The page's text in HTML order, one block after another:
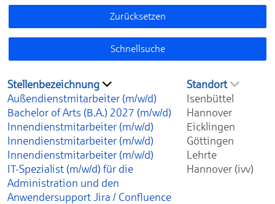
Zurücksetzen
Schnellsuche
Stellenbezeichnung
Standort
Außendienstmitarbeiter (m/w/d)
Isenbüttel
Bachelor of Arts (B.A.) 2027 (m/w/d)
Hannover
Innendienstmitarbeiter (m/w/d)
Eicklingen
Innendienstmitarbeiter (m/w/d)
Göttingen
Innendienstmitarbeiter (m/w/d)
Lehrte
IT-Spezialist (m/w/d) für die
Administration und den
Anwendersupport Jira / Confluence
Hannover (ivv)